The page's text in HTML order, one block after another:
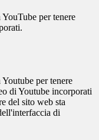
per tenere
per tenere
di Youtube incorporati
del sito web sta
di